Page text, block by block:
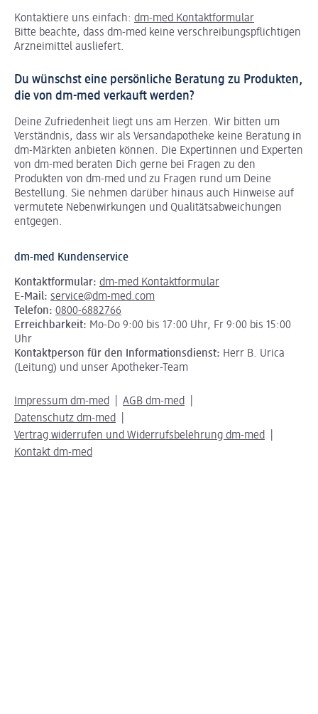
Kontaktiere uns einfach: dm-med Kontaktformular
Bitte beachte, dass dm-med keine verschreibungspflichtigen
Arzneimittel ausliefert.
Du wünschst eine persönliche Beratung zu Produkten,
die von dm-med verkauft werden?
Deine Zufriedenheit liegt uns am Herzen. Wir bitten um
Verständnis, dass wir als Versandapotheke keine Beratung in
dm-Märkten anbieten können. Die Expertinnen und Experten
von dm-med beraten Dich gerne bei Fragen zu den
Produkten von dm-med und zu Fragen rund um Deine
Bestellung. Sie nehmen darüber hinaus auch Hinweise auf
vermutete Nebenwirkungen und Qualitätsabweichungen
entgegen.
dm-med Kundenservice
Kontaktformular: dm-med Kontaktformular
E-Mail: service@dm-med.com
Telefon: 0800-6882766
Erreichbarkeit: Mo-Do 9:00 bis 17:00 Uhr, Fr 9:00 bis 15:00
Uhr
Kontaktperson für den Informationsdienst: Herr B. Urica
(Leitung) und unser Apotheker-Team
Impressum dm-med
AGB dm-med
Datenschutz dm-med
Vertrag widerrufen und Widerrufsbelehrung dm-med
Kontakt dm-med